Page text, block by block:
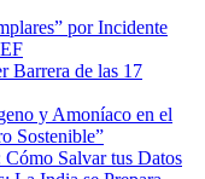
por Incidente
Barrera de las 17
y Amoníaco en el
Sostenible”
Salvar tus Datos